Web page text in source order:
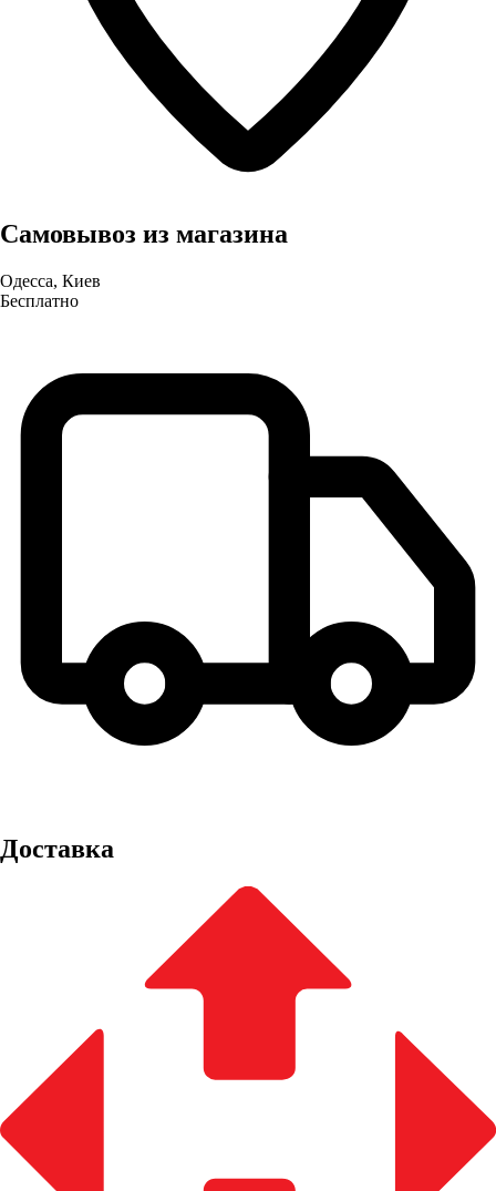
Самовывоз из магазина
Одесса, Киев
Бесплатно
Доставка